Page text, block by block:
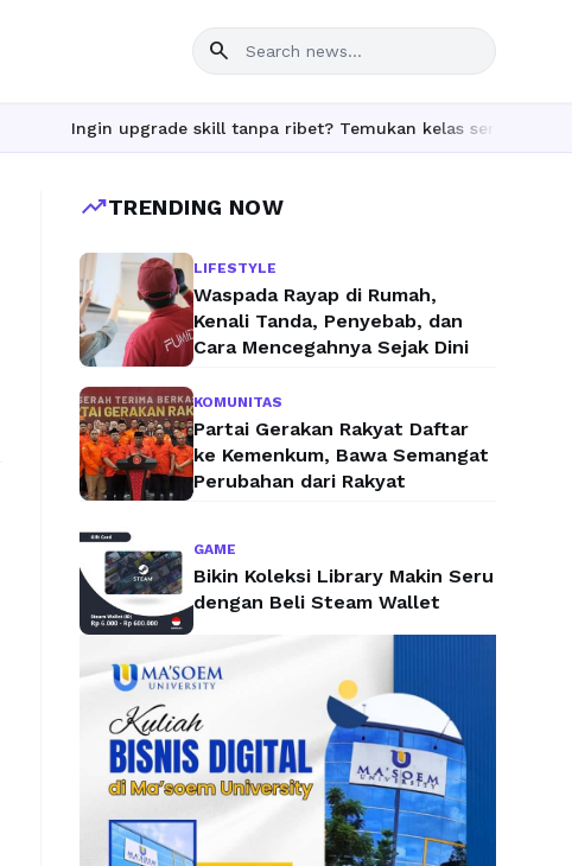
search
Ingin upgrade skill tanpa ribet? Temukan kelas seru dan materi
trending_upTRENDING NOW
LIFESTYLE
Waspada Rayap di Rumah,
Kenali Tanda, Penyebab, dan
Cara Mencegahnya Sejak Dini
KOMUNITAS
Partai Gerakan Rakyat Daftar
ke Kemenkum, Bawa Semangat
Perubahan dari Rakyat
GAME
Bikin Koleksi Library Makin Seru
dengan Beli Steam Wallet